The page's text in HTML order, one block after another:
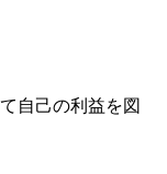
自己の利益を図